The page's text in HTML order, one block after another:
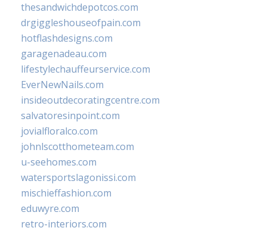
thesandwichdepotcos.com
drgiggleshouseofpain.com
hotflashdesigns.com
garagenadeau.com
lifestylechauffeurservice.com
EverNewNails.com
insideoutdecoratingcentre.com
salvatoresinpoint.com
jovialfloralco.com
johnlscotthometeam.com
u-seehomes.com
watersportslagonissi.com
mischieffashion.com
eduwyre.com
retro-interiors.com